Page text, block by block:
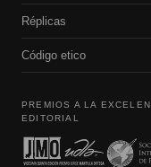
Réplicas
Código etico
PREMIOS A LA
EDITORIAL